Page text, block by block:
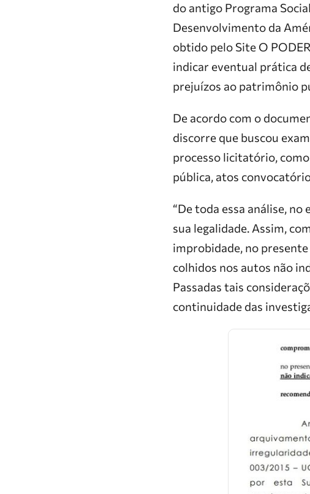
do antigo Programa
Desenvolvimento da
obtido pelo Site O
indicar eventual prática
prejuízos ao patrimônio
De acordo com o
discorre que buscou
processo licitatório,
pública, atos
“De toda essa análise,
sua legalidade. Assim,
improbidade, no
colhidos nos autos não
Passadas tais
continuidade das